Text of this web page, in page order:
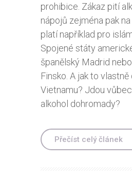
prohibice. Zákaz pití
nápojů zejména pak
platí například pro
Spojené státy
španělský Madrid
Finsko. A jak to
Vietnamu? Jdou
alkohol dohromady?
Přečíst celý článek